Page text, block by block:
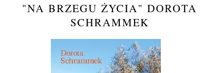
"NA BRZEGU ŻYCIA" DOROTA
SCHRAMMEK